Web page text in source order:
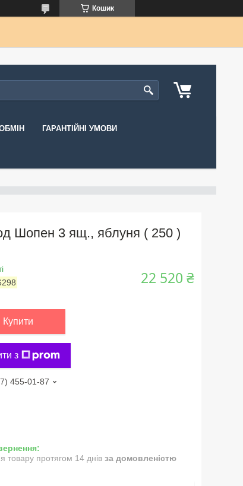
Кошик
ГАРАНТІЙНІ УМОВИ
Шопен 3 ящ., яблуня ( 250 )
22 520 ₴
Купити
з
455-01-87
товару протягом 14 днів за домовленістю